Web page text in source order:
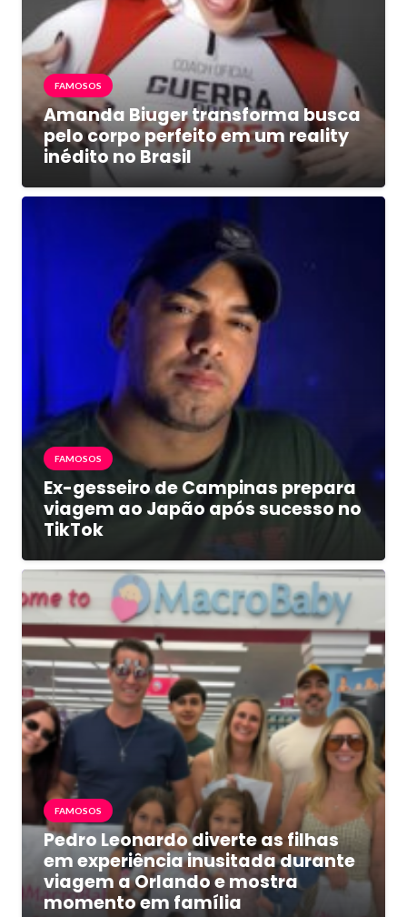
FAMOSOS
Amanda Biuger transforma busca
pelo corpo perfeito em um reality
inédito no Brasil
FAMOSOS
Ex-gesseiro de Campinas prepara
viagem ao Japão após sucesso no
TikTok
FAMOSOS
Pedro Leonardo diverte as filhas
em experiência inusitada durante
viagem a Orlando e mostra
momento em família